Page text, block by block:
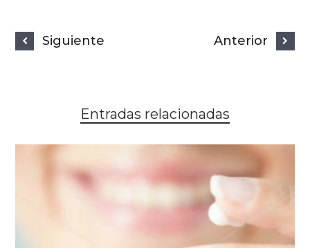
Siguiente Anterior
Entradas relacionadas